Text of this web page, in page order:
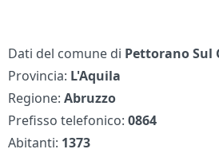
Dati del comune di Pettorano Sul
Provincia: L'Aquila
Regione:Abruzzo
Prefisso telefonico:0864
Abitanti: 1373